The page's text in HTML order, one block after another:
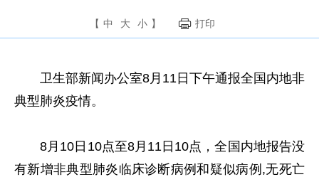
【 中 大 小 】 打印
卫生部新闻办公室8月11日下午通报全国内地非
典型肺炎疫情。
8月10日10点至8月11日10点，全国内地报告没
有新增非典型肺炎临床诊断病例和疑似病例,无死亡